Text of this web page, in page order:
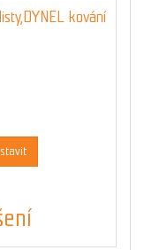
kování